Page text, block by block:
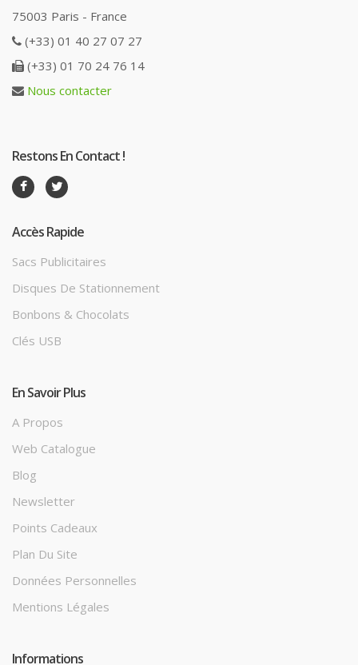
75003 Paris - France
(+33) 01 40 27 07 27
(+33) 01 70 24 76 14
Nous contacter
Restons En Contact !
Accès Rapide
Sacs Publicitaires
Disques De Stationnement
Bonbons & Chocolats
Clés USB
En Savoir Plus
A Propos
Web Catalogue
Blog
Newsletter
Points Cadeaux
Plan Du Site
Données Personnelles
Mentions Légales
Informations